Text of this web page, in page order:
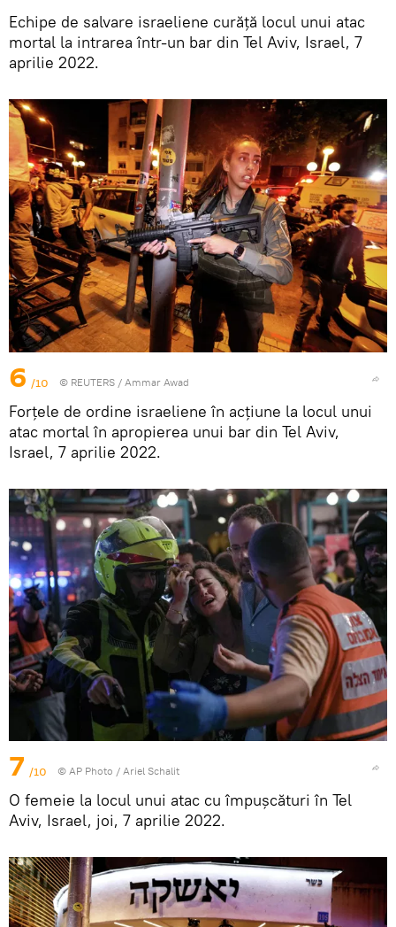
Echipe de salvare israeliene curăță locul unui atac
mortal la intrarea într-un bar din Tel Aviv, Israel, 7
aprilie 2022.
6 /10 © REUTERS / Ammar Awad
Forțele de ordine israeliene în acțiune la locul unui
atac mortal în apropierea unui bar din Tel Aviv,
Israel, 7 aprilie 2022.
7 /10 © AP Photo / Ariel Schalit
O femeie la locul unui atac cu împușcături în Tel
Aviv, Israel, joi, 7 aprilie 2022.